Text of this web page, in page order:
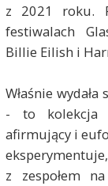
z 2021 roku.
festiwalach
Billie Eilish i
Właśnie
- to kolekcja
afirmujący i
z zespołem